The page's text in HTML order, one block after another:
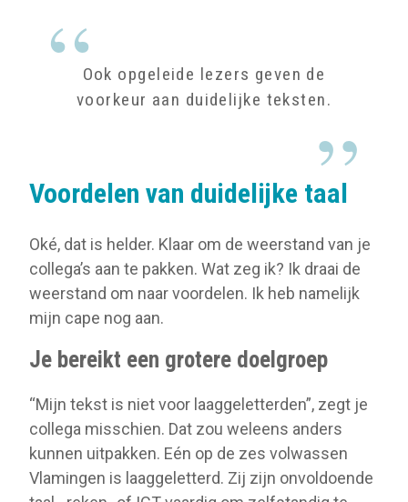
Ook opgeleide lezers geven de
voorkeur aan duidelijke teksten.
Voordelen van duidelijke taal
Oké, dat is helder. Klaar om de weerstand van je
collega’s aan te pakken. Wat zeg ik? Ik draai de
weerstand om naar voordelen. Ik heb namelijk
mijn cape nog aan.
Je bereikt een grotere doelgroep
“Mijn tekst is niet voor laaggeletterden”, zegt je
collega misschien. Dat zou weleens anders
kunnen uitpakken. Eén op de zes volwassen
Vlamingen is laaggeletterd. Zij zijn onvoldoende